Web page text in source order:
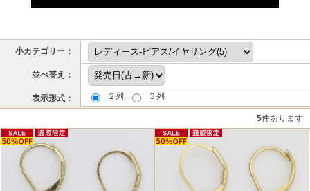
小カテゴリー：
並べ替え：
表示形式： ２列 ３列
5件あります